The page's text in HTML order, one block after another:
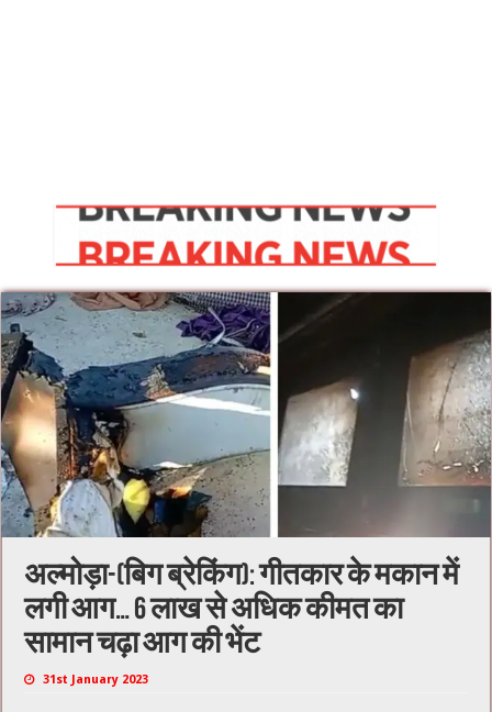
अल्मोड़ा-(बिग ब्रेकिंग): गीतकार के मकान में
लगी आग… 6 लाख से अधिक कीमत का
सामान चढ़ा आग की भेंट
31st January 2023